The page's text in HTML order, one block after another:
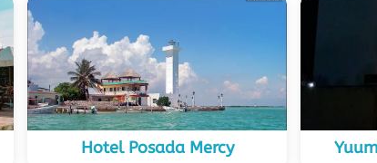
Hotel Posada Mercy